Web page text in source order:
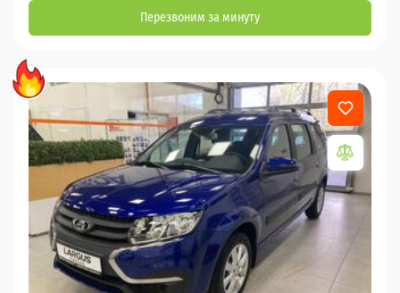
Перезвоним за минуту